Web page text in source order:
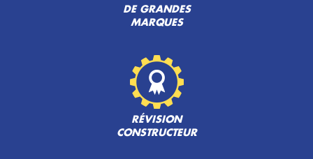
DE GRANDES
MARQUES
RÉVISION
CONSTRUCTEUR